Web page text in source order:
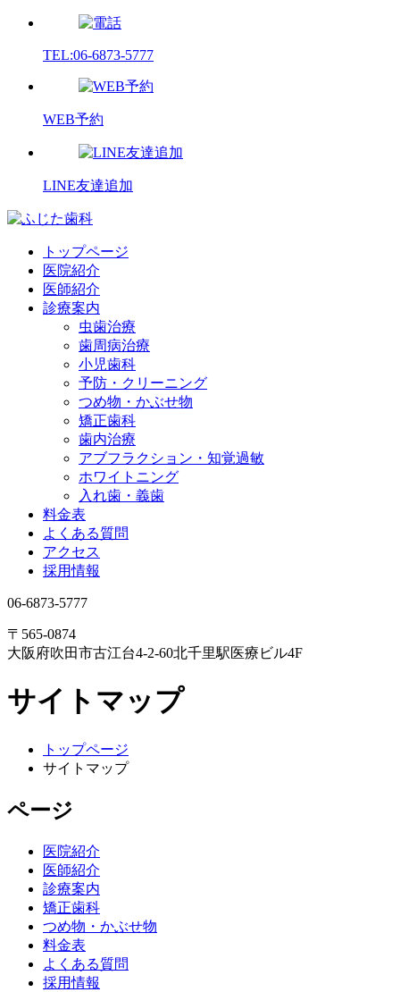
TEL:06-6873-5777
WEB予約
LINE友達追加
トップページ
医院紹介
医師紹介
診療案内
虫歯治療
歯周病治療
小児歯科
予防・クリーニング
つめ物・かぶせ物
矯正歯科
歯内治療
アブフラクション・知覚過敏
ホワイトニング
入れ歯・義歯
料金表
よくある質問
アクセス
採用情報
06-6873-5777
〒565-0874
大阪府吹田市古江台4-2-60北千里駅医療ビル4F
サイトマップ
トップページ
サイトマップ
ページ
医院紹介
医師紹介
診療案内
矯正歯科
つめ物・かぶせ物
料金表
よくある質問
採用情報